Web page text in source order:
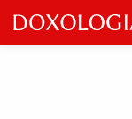
Skip
to
main